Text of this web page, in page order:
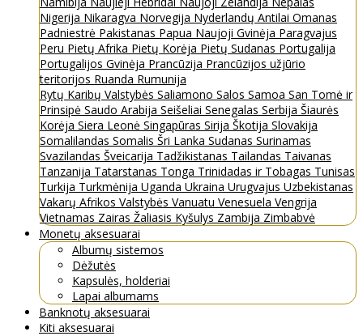
Nigerija Nikaragva Norvegija Nyderlandų Antilai Omanas
Padniestrė Pakistanas Papua Naujoji Gvinėja Paragvajus
Peru Pietų Afrika Pietų Korėja Pietų Sudanas Portugalija
Portugalijos Gvinėja Prancūzija Prancūzijos užjūrio
teritorijos Ruanda Rumunija
Rytų Karibų Valstybės Saliamono Salos Samoa San Tomė ir
Prinsipė Saudo Arabija Seišeliai Senegalas Serbija Šiaurės
Korėja Siera Leonė Singapūras Sirija Škotija Slovakija
Somalilandas Somalis Šri Lanka Sudanas Surinamas
Svazilandas Šveicarija Tadžikistanas Tailandas Taivanas
Tanzanija Tatarstanas Tonga Trinidadas ir Tobagas Tunisas
Turkija Turkmėnija Uganda Ukraina Urugvajus Uzbekistanas
Vakarų Afrikos Valstybės Vanuatu Venesuela Vengrija
Vietnamas Zairas Žaliasis Kyšulys Zambija Zimbabvė
Monetų aksesuarai
Albumų sistemos
Dėžutės
Kapsulės, holderiai
Lapai albumams
Banknotų aksesuarai
Kiti aksesuarai